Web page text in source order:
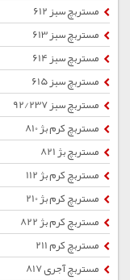
مستربچ سبز 612
مستربچ سبز 613
مستربچ سبز 614
مستربچ سبز 615
مستربچ سبز 92/237
مستربچ کرم بژ 810
مستربچ بژ 821
مستربچ کرم بژ 112
مستربچ کرم بژ 210
مستربچ کرم بژ 822
مستربچ کرم 211
مستربچ آجری 817